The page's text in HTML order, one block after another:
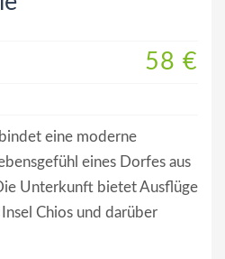
58 €
eine moderne
eines Dorfes aus
Unterkunft bietet Ausflüge
Chios und darüber